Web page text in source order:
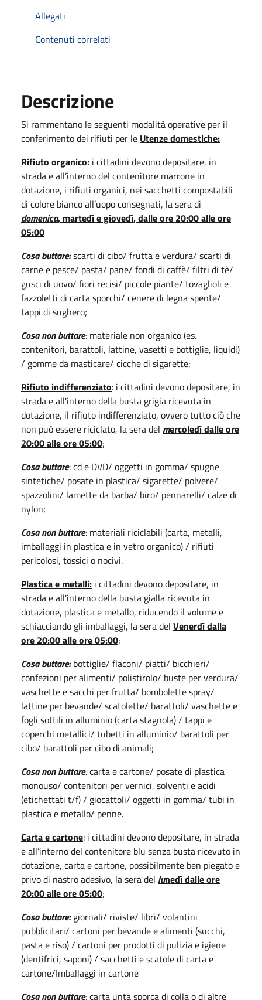
Allegati
Contenuti correlati
Descrizione
Si rammentano le seguenti modalità operative per il
conferimento dei rifiuti per le Utenze domestiche:
Rifiuto organico: i cittadini devono depositare, in
strada e all’interno del contenitore marrone in
dotazione, i rifiuti organici, nei sacchetti compostabili
di colore bianco all’uopo consegnati, la sera di
domenica, martedì e giovedì, dalle ore 20:00 alle ore
05:00
Cosa buttare:scarti di cibo/ frutta e verdura/ scarti di
carne e pesce/ pasta/ pane/ fondi di caffè/ filtri di tè/
gusci di uovo/ fiori recisi/ piccole piante/ tovaglioli e
fazzoletti di carta sporchi/ cenere di legna spente/
tappi di sughero;
Cosa non buttare: materiale non organico (es.
contenitori, barattoli, lattine, vasetti e bottiglie, liquidi)
/ gomme da masticare/ cicche di sigarette;
Rifiuto indifferenziato: i cittadini devono depositare, in
strada e all'interno della busta grigia ricevuta in
dotazione, il rifiuto indifferenziato, ovvero tutto ciò che
non può essere riciclato, la sera del mercoledì dalle ore
20:00 alle ore 05:00;
Cosa buttare: cd e DVD/ oggetti in gomma/ spugne
sintetiche/ posate in plastica/ sigarette/ polvere/
spazzolini/ lamette da barba/ biro/ pennarelli/ calze di
nylon;
Cosa non buttare: materiali riciclabili (carta, metalli,
imballaggi in plastica e in vetro organico) / rifiuti
pericolosi, tossici o nocivi.
Plastica e metalli: i cittadini devono depositare, in
strada e all'interno della busta gialla ricevuta in
dotazione, plastica e metallo, riducendo il volume e
schiacciando gli imballaggi, la sera del Venerdì dalla
ore 20:00 alle ore 05:00;
Cosa buttare:bottiglie/ flaconi/ piatti/ bicchieri/
confezioni per alimenti/ polistirolo/ buste per verdura/
vaschette e sacchi per frutta/ bombolette spray/
lattine per bevande/ scatolette/ barattoli/ vaschette e
fogli sottili in alluminio (carta stagnola) / tappi e
coperchi metallici/ tubetti in alluminio/ barattoli per
cibo/ barattoli per cibo di animali;
Cosa non buttare:carta e cartone/ posate di plastica
monouso/ contenitori per vernici, solventi e acidi
(etichettati t/f) / giocattoli/ oggetti in gomma/ tubi in
plastica e metallo/ penne.
Carta e cartone: i cittadini devono depositare, in strada
e all’interno del contenitore blu senza busta ricevuto in
dotazione, carta e cartone, possibilmente ben piegato e
privo di nastro adesivo, la sera del lunedì dalle ore
20:00 alle ore 05:00;
Cosa buttare:giornali/ riviste/ libri/ volantini
pubblicitari/ cartoni per bevande e alimenti (succhi,
pasta e riso) / cartoni per prodotti di pulizia e igiene
(dentifrici, saponi) / sacchetti e scatole di carta e
cartone/Imballaggi in cartone
Cosa non buttare: carta unta sporca di colla o di altre